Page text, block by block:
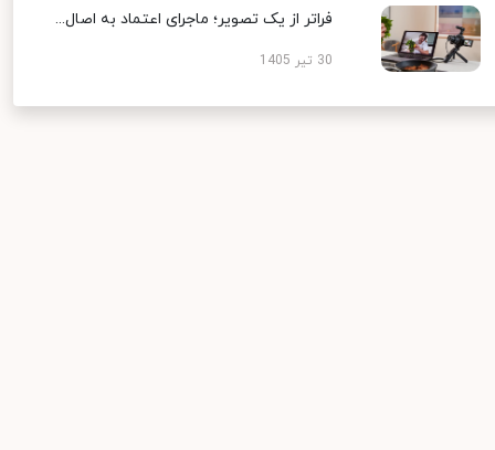
فراتر از یک تصویر؛ ماجرای اعتماد به اصال...
30 تیر 1405